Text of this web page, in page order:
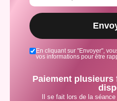
En cliquant sur "Envoyer",
vos informations pour être
Paiement plusieurs
Il se fait lors de la séance